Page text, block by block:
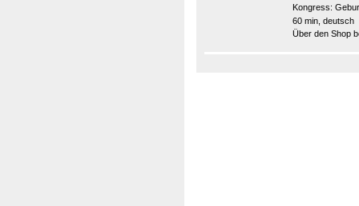
Kongress:
60 min, deutsch
Über den Shop